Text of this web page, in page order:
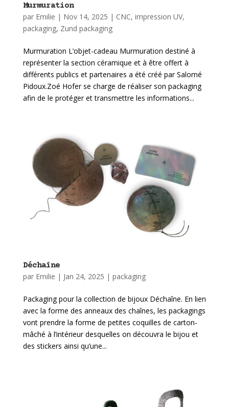
Murmuration
par Emilie | Nov 14, 2025 | CNC, impression UV,
packaging, Zund packaging
Murmuration L’objet-cadeau Murmuration destiné à
représenter la section céramique et à être offert à
différents publics et partenaires a été créé par Salomé
Pidoux.Zoé Hofer se charge de réaliser son packaging
afin de le protéger et transmettre les informations...
Déchaîne
par Emilie | Jan 24, 2025 | packaging
Packaging pour la collection de bijoux Déchaîne. En lien
avec la forme des anneaux des chaînes, les packagings
vont prendre la forme de petites coquilles de carton-
mâché à l’intérieur desquelles on découvra le bijou et
des stickers ainsi qu’une...